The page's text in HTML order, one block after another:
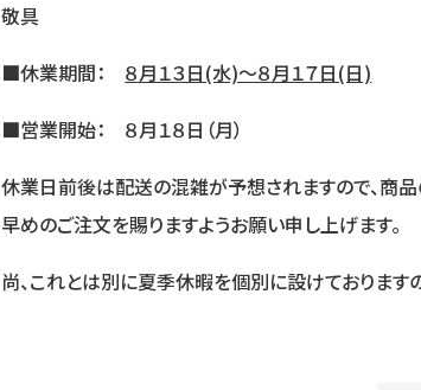
敬具
■休業期間： ８月１３日(水)～８月１７日(日)
■営業開始： ８月１８日（月）
休業日前後は配送の混雑が予想されますので、商
早めのご注文を賜りますようお願い申し上げます。
尚、これとは別に夏季休暇を個別に設けております